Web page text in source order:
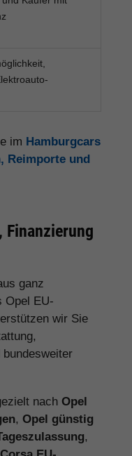
EU-
deutlich
sehr
für unseren
günstiger
Ausstattung,